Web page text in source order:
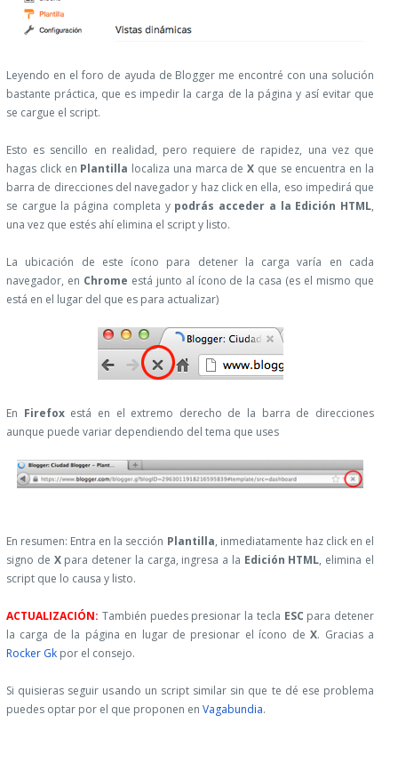
Leyendo en el foro de ayuda de Blogger me encontré con una solución
bastante práctica, que es impedir la carga de la página y así evitar que
se cargue el script.
Esto es sencillo en realidad, pero requiere de rapidez, una vez que
hagas click en Plantilla localiza una marca deX que se encuentra en la
barra de direcciones del navegador y haz click en ella, eso impedirá que
se cargue la página completa y podrás acceder a la Edición HTML,
una vez que estés ahí elimina el script y listo.
La ubicación de este ícono para detener la carga varía en cada
navegador, en Chrome está junto al ícono de la casa (es el mismo que
está en el lugar del que es para actualizar)
En Firefoxestá en el extremo derecho de la barra de direcciones
aunque puede variar dependiendo del tema que uses
En resumen: Entra en la sección Plantilla, inmediatamente haz click en el
signo de Xpara detener la carga, ingresa a la Edición HTML, elimina el
script que lo causa y listo.
ACTUALIZACIÓN: También puedes presionar la tecla ESC para detener
la carga de la página en lugar de presionar el ícono deX. Gracias a
Rocker Gk por el consejo.
Si quisieras seguir usando un script similar sin que te dé ese problema
puedes optar por el que proponen en Vagabundia.